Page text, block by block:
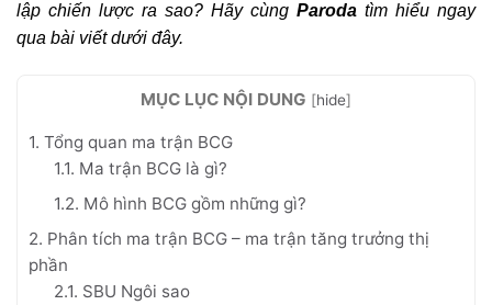
lập chiến lược ra sao? Hãy cùng Paroda tìm hiểu ngay
qua bài viết dưới đây.
MỤC LỤC NỘI DUNG [hide]
1. Tổng quan ma trận BCG
1.1. Ma trận BCG là gì?
1.2. Mô hình BCG gồm những gì?
2. Phân tích ma trận BCG – ma trận tăng trưởng thị
phần
2.1. SBU Ngôi sao